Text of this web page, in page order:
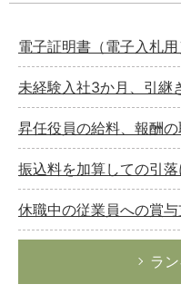
電子証明書（電子入札
未経験入社3か月、引継
昇任役員の給料、報酬
振込料を加算しての引
休職中の従業員への賞
ラ